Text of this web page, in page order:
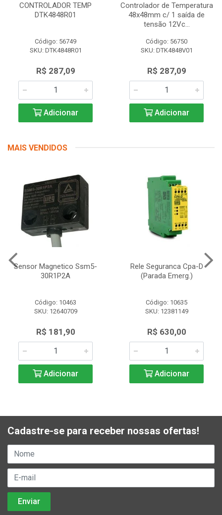
CONTROLADOR TEMP
DTK4848R01
Código: 56749
SKU: DTK4848R01
R$ 287,09
Adicionar
Controlador de Temperatura
48x48mm c/ 1 saída de
tensão 12Vc...
Código: 56750
SKU: DTK4848V01
R$ 287,09
Adicionar
MAIS VENDIDOS
Sensor Magnetico Ssm5-
30R1P2A
Código: 10463
SKU: 12640709
R$ 181,90
Adicionar
Rele Seguranca Cpa-D
(Parada Emerg.)
Código: 10635
SKU: 12381149
R$ 630,00
Adicionar
Cadastre-se para receber nossas ofertas!